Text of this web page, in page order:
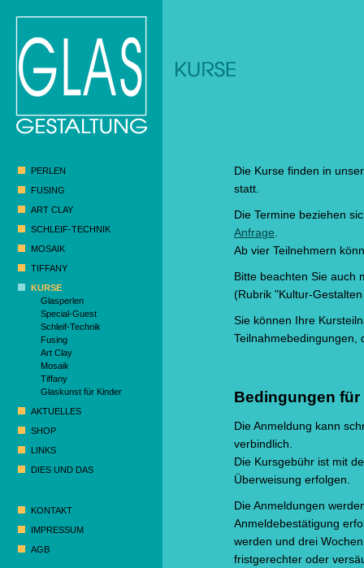
PERLEN
FUSING
ART CLAY
SCHLEIF-TECHNIK
MOSAIK
TIFFANY
KURSE
Glasperlen
Special-Guest
Schleif-Technik
Fusing
Art Clay
Mosaik
Tiffany
Glaskunst für Kinder
AKTUELLES
SHOP
LINKS
DIES UND DAS
KONTAKT
IMPRESSUM
AGB
Die Kurse finden in
statt.
Die Termine beziehen
Anfrage.
Ab vier Teilnehmern
Bitte beachten Sie auch
(Rubrik "Kultur-
Sie können Ihre
Teilnahmebedingungen,
Bedingungen
Die Anmeldung kann
verbindlich.
Die Kursgebühr ist mit
Überweisung erfolgen.
Die Anmeldungen
Anmeldebestätigung
werden und drei
fristgerechter oder